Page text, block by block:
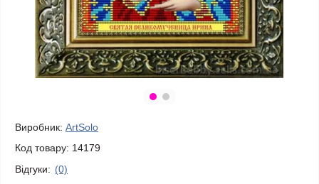
Виробник: ArtSolo
Код товару: 14179
Відгуки: (0)